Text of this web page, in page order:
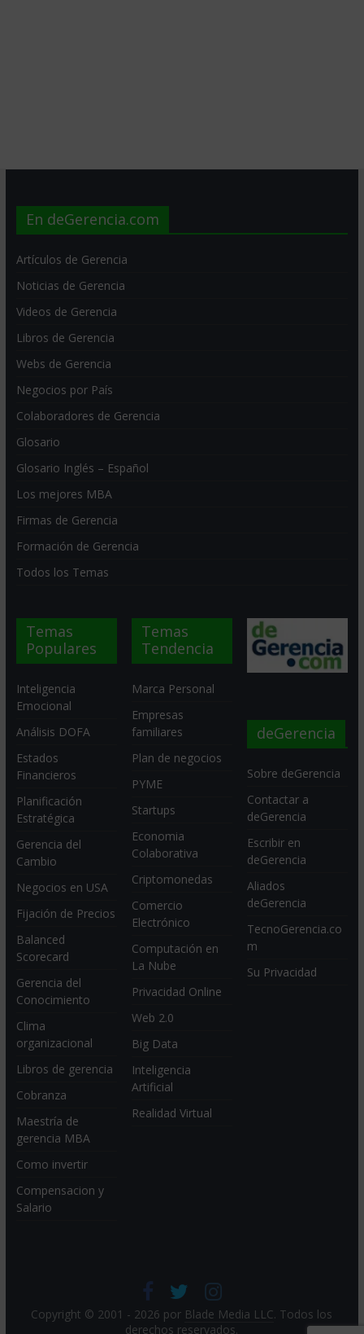
En deGerencia.com
Artículos de Gerencia
Noticias de Gerencia
Videos de Gerencia
Libros de Gerencia
Webs de Gerencia
Negocios por País
Colaboradores de Gerencia
Glosario
Glosario Inglés – Español
Los mejores MBA
Firmas de Gerencia
Formación de Gerencia
Todos los Temas
Temas
Populares
Inteligencia
Emocional
Análisis DOFA
Estados
Financieros
Planificación
Estratégica
Gerencia del
Cambio
Negocios en USA
Fijación de Precios
Balanced
Scorecard
Gerencia del
Conocimiento
Clima
organizacional
Libros de gerencia
Cobranza
Maestría de
gerencia MBA
Como invertir
Compensacion y
Salario
Temas
Tendencia
Marca Personal
Empresas
familiares
Plan de negocios
PYME
Startups
Economia
Colaborativa
Criptomonedas
Comercio
Electrónico
Computación en
La Nube
Privacidad Online
Web 2.0
Big Data
Inteligencia
Artificial
Realidad Virtual
deGerencia
Sobre deGerencia
Contactar a
deGerencia
Escribir en
deGerencia
Aliados
deGerencia
TecnoGerencia.co
m
Su Privacidad
Copyright © 2001 - 2026 por Blade Media LLC. Todos los
derechos reservados.